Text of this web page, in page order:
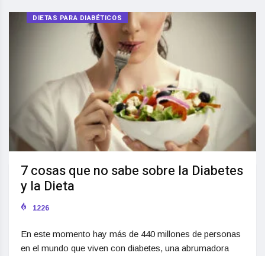
DIETAS PARA DIABÉTICOS
7 cosas que no sabe sobre la Diabetes
y la Dieta
1226
En este momento hay más de 440 millones de personas
en el mundo que viven con diabetes, una abrumadora